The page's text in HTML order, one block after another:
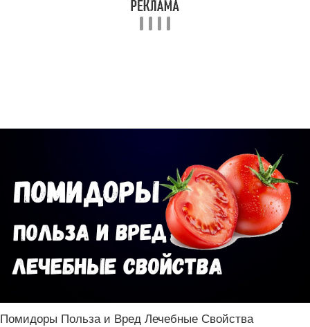
Помидоры Польза и Вред Лечебные Свойства